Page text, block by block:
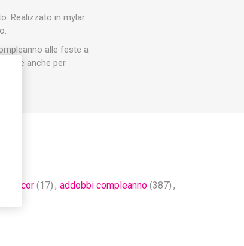
Realizzato in mylar
alle feste a
anche per
decor (17) , addobbi compleanno (387) ,